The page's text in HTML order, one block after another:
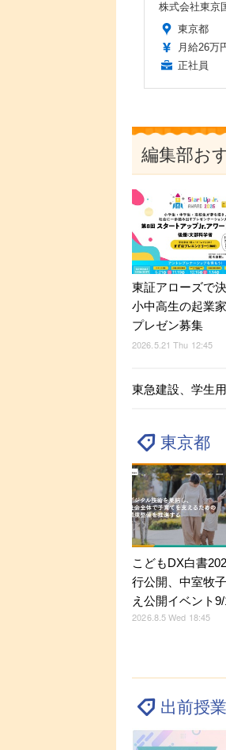
株式会社東京
東京都
月給26万
正社員
編集部お
東証アローズで決
小中高生の起業
プレゼン募集
2026.5.21 Thu 12:45
東急建設、学生
東京都
こどもDX白書
行公開、中室牧
え公開イベント
2026.8.5 Wed 18:45
出前授業